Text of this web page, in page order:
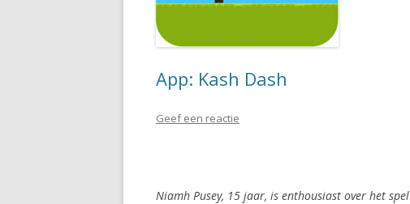
App: Kash Dash
Geef een reactie
Niamh Pusey, 15 jaar, is enthousiast over het spel